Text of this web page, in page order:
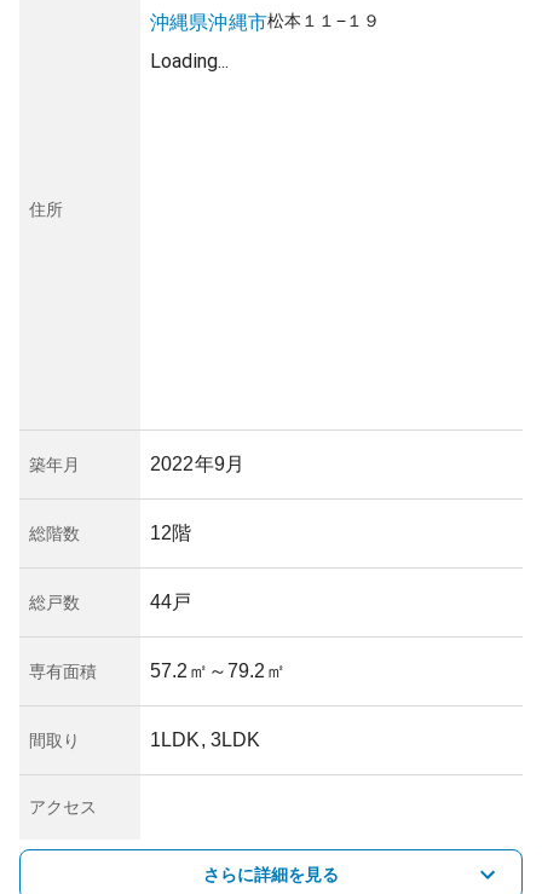
住所
沖縄県沖縄市松本 １１−１９
Loading...
築年月 2022年9月
総階数 12階
総戸数 44戸
専有面積 57.2㎡ ～79.2㎡
間取り 1LDK, 3LDK
アクセス
さらに詳細を見る